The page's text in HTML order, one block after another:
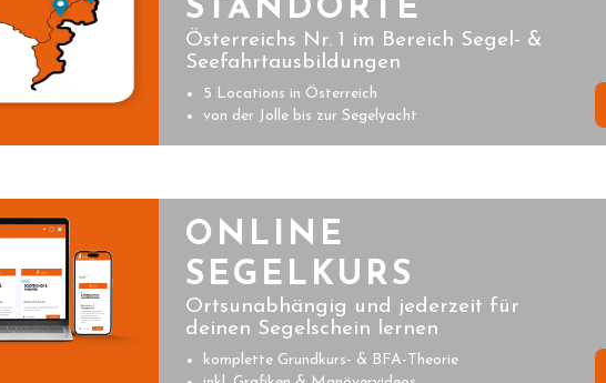
STANDORTE
Österreichs Nr. 1 im Bereich Segel- &
Seefahrtausbildungen
5 Locations in Österreich
von der Jolle bis zur Segelyacht
ONLINE
SEGELKURS
Ortsunabhängig und jederzeit für
deinen Segelschein lernen
komplette Grundkurs- & BFA-Theorie